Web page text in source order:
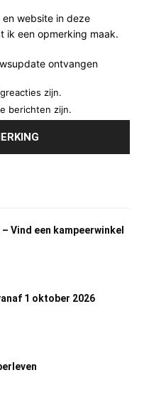
en website in deze
ik een opmerking maak.
ontvangen
zijn.
berichten zijn.
Vind een kampeerwinkel
1 oktober 2026